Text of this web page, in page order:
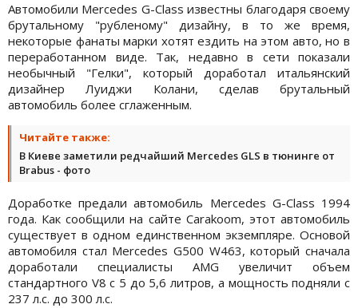
Автомобили Mercedes G-Class известны благодаря своему
брутальному "рубленому" дизайну, в то же время,
некоторые фанаты марки хотят ездить на этом авто, но в
переработанном виде. Так, недавно в сети показали
необычный "Гелки", который доработал итальянский
дизайнер Луиджи Колани, сделав брутальный
автомобиль более сглаженным.
Читайте также:
В Киеве заметили редчайший Mercedes GLS в тюнинге от
Brabus - фото
Доработке предали автомобиль Mercedes G-Class 1994
года. Как сообщили на сайте Carakoom, этот автомобиль
существует в одном единственном экземпляре. Основой
автомобиля стал Mercedes G500 W463, который сначала
доработали специалисты AMG увеличит объем
стандартного V8 с 5 до 5,6 литров, а мощность подняли с
237 л.с. до 300 л.с.